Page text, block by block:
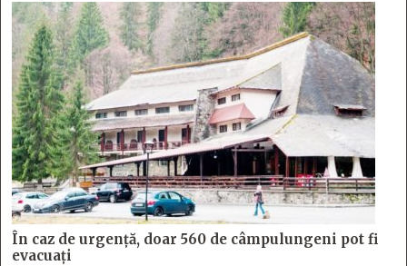
În caz de urgență, doar 560 de câmpulungeni pot fi
evacuați